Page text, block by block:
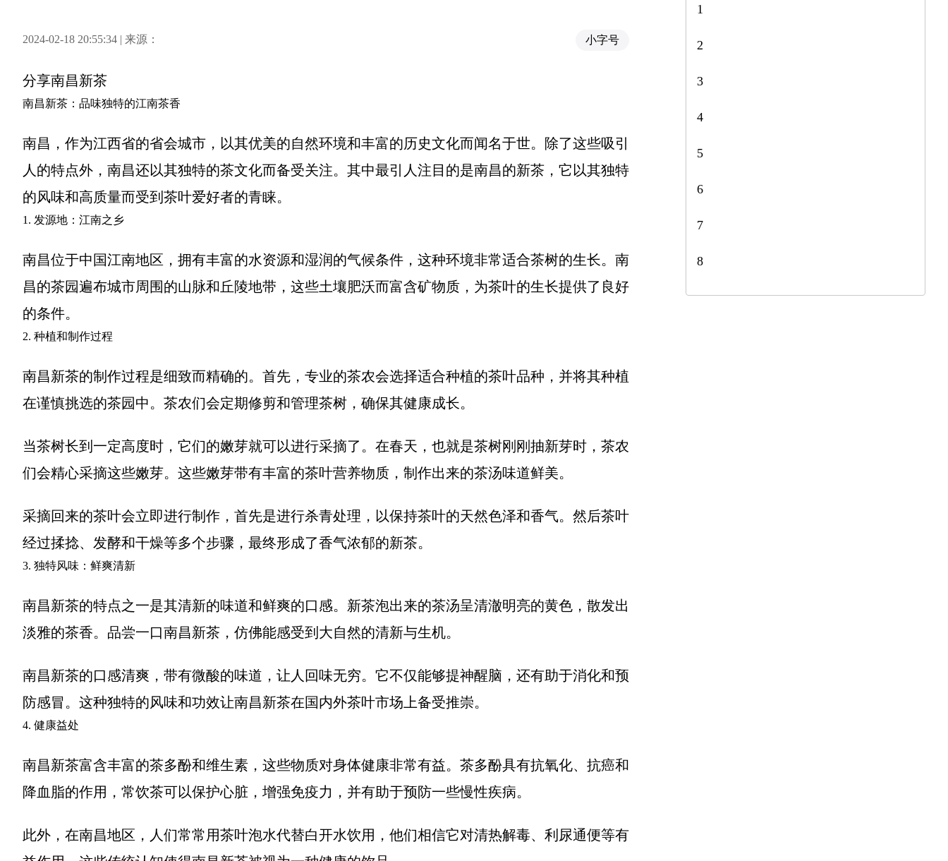
2024-02-18 20:55:34 | 来源： 小字号
分享南昌新茶
南昌新茶：品味独特的江南茶香
南昌，作为江西省的省会城市，以其优美的自然环境和丰富的历史文化而闻名于世。除了这些吸引
人的特点外，南昌还以其独特的茶文化而备受关注。其中最引人注目的是南昌的新茶，它以其独特
的风味和高质量而受到茶叶爱好者的青睐。
1. 发源地：江南之乡
南昌位于中国江南地区，拥有丰富的水资源和湿润的气候条件，这种环境非常适合茶树的生长。南
昌的茶园遍布城市周围的山脉和丘陵地带，这些土壤肥沃而富含矿物质，为茶叶的生长提供了良好
的条件。
2. 种植和制作过程
南昌新茶的制作过程是细致而精确的。首先，专业的茶农会选择适合种植的茶叶品种，并将其种植
在谨慎挑选的茶园中。茶农们会定期修剪和管理茶树，确保其健康成长。
当茶树长到一定高度时，它们的嫩芽就可以进行采摘了。在春天，也就是茶树刚刚抽新芽时，茶农
们会精心采摘这些嫩芽。这些嫩芽带有丰富的茶叶营养物质，制作出来的茶汤味道鲜美。
采摘回来的茶叶会立即进行制作，首先是进行杀青处理，以保持茶叶的天然色泽和香气。然后茶叶
经过揉捻、发酵和干燥等多个步骤，最终形成了香气浓郁的新茶。
3. 独特风味：鲜爽清新
南昌新茶的特点之一是其清新的味道和鲜爽的口感。新茶泡出来的茶汤呈清澈明亮的黄色，散发出
淡雅的茶香。品尝一口南昌新茶，仿佛能感受到大自然的清新与生机。
南昌新茶的口感清爽，带有微酸的味道，让人回味无穷。它不仅能够提神醒脑，还有助于消化和预
防感冒。这种独特的风味和功效让南昌新茶在国内外茶叶市场上备受推崇。
4. 健康益处
南昌新茶富含丰富的茶多酚和维生素，这些物质对身体健康非常有益。茶多酚具有抗氧化、抗癌和
降血脂的作用，常饮茶可以保护心脏，增强免疫力，并有助于预防一些慢性疾病。
此外，在南昌地区，人们常常用茶叶泡水代替白开水饮用，他们相信它对清热解毒、利尿通便等有
1
2
3
4
5
6
7
8